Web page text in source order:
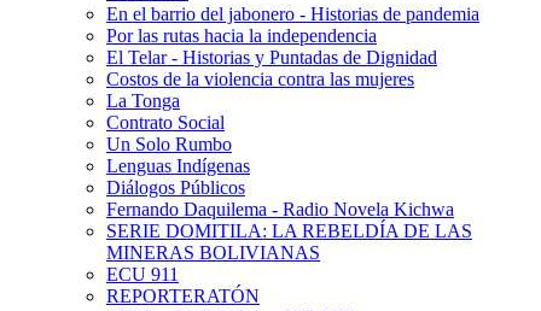
En el barrio del jabonero - Historias de pandemia
Por las rutas hacia la independencia
El Telar - Historias y Puntadas de Dignidad
Costos de la violencia contra las mujeres
La Tonga
Contrato Social
Un Solo Rumbo
Lenguas Indígenas
Diálogos Públicos
Fernando Daquilema - Radio Novela Kichwa
SERIE DOMITILA: LA REBELDÍA DE LAS
MINERAS BOLIVIANAS
ECU 911
REPORTERATÓN